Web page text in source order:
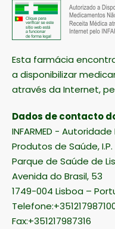
Esta farmácia
a disponibilizar
através da Internet,
Dados de contacto
INFARMED -
Produtos de Saúde, I.P.
Parque de Saúde de
Avenida do Brasil, 53
1749-004 Lisboa –
Fax:+351217987316